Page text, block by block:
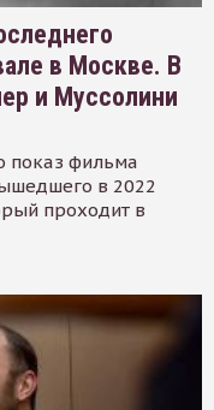
в Москве. В
и Муссолини
показ фильма
в 2022
проходит в